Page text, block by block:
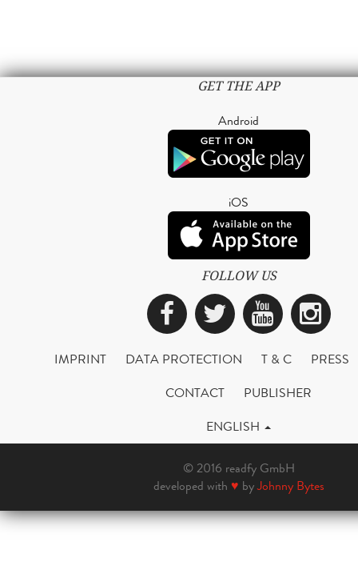
GET THE APP
Android
iOS
FOLLOW US
Facebook
Twitter
IMPRINT DATA PROTECTION T & C
PRESS
CONTACT
PUBLISHER
ENGLISH
© 2016 readfy GmbH
developed with ♥ byJohnny Bytes